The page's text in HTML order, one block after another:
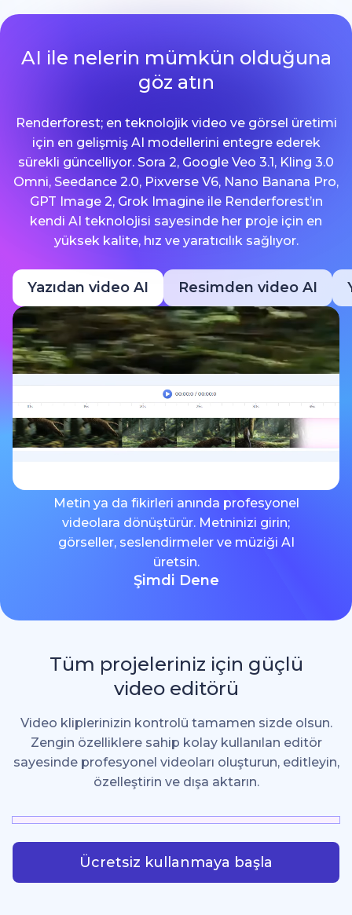
AI ile nelerin mümkün olduğuna
göz atın
Renderforest; en teknolojik video ve görsel üretimi
için en gelişmiş AI modellerini entegre ederek
sürekli güncelliyor. Sora 2, Google Veo 3.1, Kling 3.0
Omni, Seedance 2.0, Pixverse V6, Nano Banana Pro,
GPT Image 2, Grok Imagine ile Renderforest’ın
kendi AI teknolojisi sayesinde her proje için en
yüksek kalite, hız ve yaratıcılık sağlıyor.
Yazıdan video AI Resimden video AI
Metin ya da fikirleri anında profesyonel
videolara dönüştürür. Metninizi girin;
görseller, seslendirmeler ve müziği AI
üretsin.
Şimdi Dene
Tüm projeleriniz için güçlü
video editörü
Video kliplerinizin kontrolü tamamen sizde olsun.
Zengin özelliklere sahip kolay kullanılan editör
sayesinde profesyonel videoları oluşturun, editleyin,
özelleştirin ve dışa aktarın.
Ücretsiz kullanmaya başla